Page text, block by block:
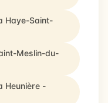
Haye-Saint-
Meslin-du-
Heunière -